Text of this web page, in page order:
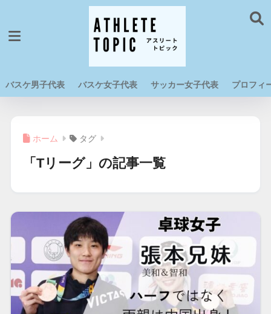
バスケ男子代表 バスケ女子代表 サッカー女子代表 プロフィ
ホーム タグ
「Tリーグ」の記事一覧